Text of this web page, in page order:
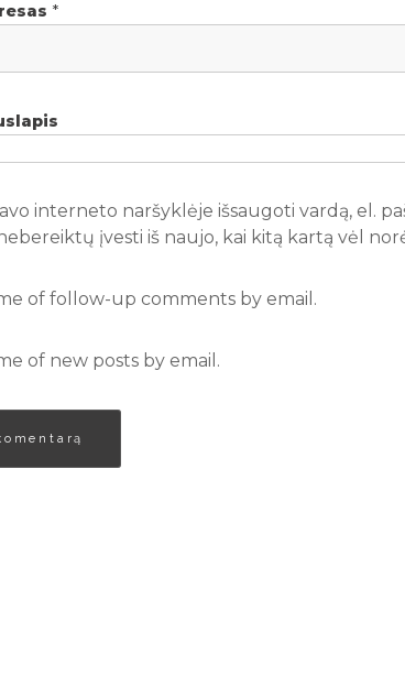
*
interneto naršyklėje išsaugoti vardą, el.
įvesti iš naujo, kai kitą kartą vėl
of follow-up comments by email.
of new posts by email.